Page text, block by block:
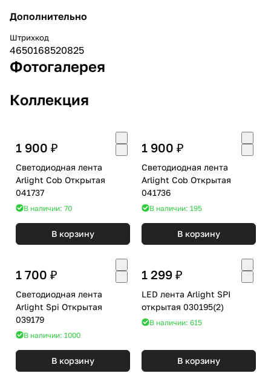
Дополнительно
Штрихкод
4650168520825
Фотогалерея
Коллекция
1 900 ₽
Светодиодная лента
Arlight Cob Открытая
041737
В наличии: 70
В корзину
1 900 ₽
Светодиодная лента
Arlight Cob Открытая
041736
В наличии: 195
В корзину
1 700 ₽
Светодиодная лента
Arlight Spi Открытая
039179
В наличии: 1000
В корзину
1 299 ₽
LED лента Arlight SPI
открытая 030195(2)
В наличии: 615
В корзину